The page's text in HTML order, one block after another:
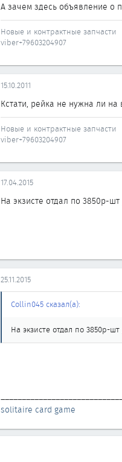
А зачем здесь объявление о
Новые и контрактные запчасти
viber+79603204907
15.10.2011
Кстати, рейка не нужна ли на
Новые и контрактные запчасти
viber+79603204907
17.04.2015
На экзисте отдал по 3850р-
25.11.2015
Collin045 сказал(а):
На экзисте отдал по 3850р-
solitaire card game